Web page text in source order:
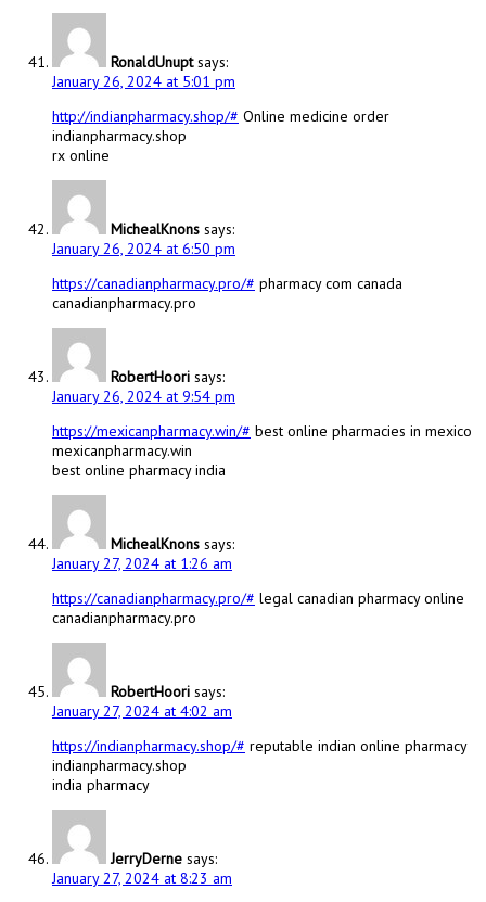
RonaldUnupt says:
January 26, 2024 at 5:01 pm
http://indianpharmacy.shop/# Online medicine order
indianpharmacy.shop
rx online
MichealKnons says:
January 26, 2024 at 6:50 pm
https://canadianpharmacy.pro/# pharmacy com canada
canadianpharmacy.pro
RobertHoori says:
January 26, 2024 at 9:54 pm
https://mexicanpharmacy.win/# best online pharmacies in mexico
mexicanpharmacy.win
best online pharmacy india
MichealKnons says:
January 27, 2024 at 1:26 am
https://canadianpharmacy.pro/# legal canadian pharmacy online
canadianpharmacy.pro
RobertHoori says:
January 27, 2024 at 4:02 am
https://indianpharmacy.shop/# reputable indian online pharmacy
indianpharmacy.shop
india pharmacy
JerryDerne says:
January 27, 2024 at 8:23 am